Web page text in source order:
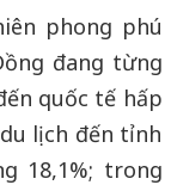
phong phú
đang từng
quốc tế hấp
lịch đến tỉnh
18,1%; trong